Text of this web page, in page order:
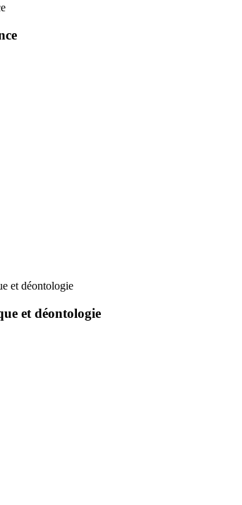
et déontologie
et déontologie